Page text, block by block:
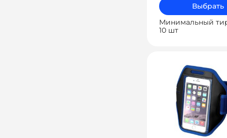
Выбрать
Минимальный
10 шт